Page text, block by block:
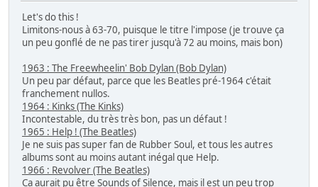
Let's do this !
Limitons-nous à 63-70, puisque le titre l'impose (je trouve ça
un peu gonflé de ne pas tirer jusqu'à 72 au moins, mais bon)
1963 : The Freewheelin' Bob Dylan (Bob Dylan)
Un peu par défaut, parce que les Beatles pré-1964 c'était
franchement nullos.
1964 : Kinks (The Kinks)
Incontestable, du très très bon, pas un défaut !
1965 : Help ! (The Beatles)
Je ne suis pas super fan de Rubber Soul, et tous les autres
albums sont au moins autant inégal que Help.
1966 : Revolver (The Beatles)
Ca aurait pu être Sounds of Silence, mais il est un peu trop